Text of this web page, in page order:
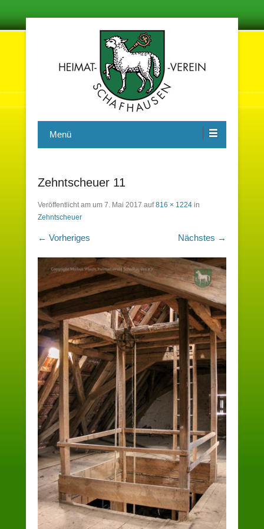
Heimatverein Schafhausen e.V.
Menü
Zehntscheuer 11
Veröffentlicht am um 7. Mai 2017 auf816 × 1224 in
Zehntscheuer
← Vorheriges Nächstes →